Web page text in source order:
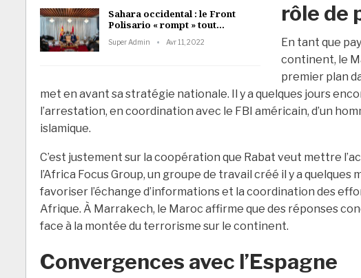
Sahara occidental : le Front
Polisario « rompt » tout…
Super Admin Avr 11, 2022
rôle de
En tant que
continent, le
premier plan
met en avant sa stratégie nationale. Il y a quelques jours
l’arrestation, en coordination avec le FBI américain, d’un
islamique.
C’est justement sur la coopération que Rabat veut mettre
l’Africa Focus Group, un groupe de travail créé il y a
favoriser l’échange d’informations et la coordination des
Afrique. À Marrakech, le Maroc affirme que des réponses
face à la montée du terrorisme sur le continent.
Convergences avec l’Espagne